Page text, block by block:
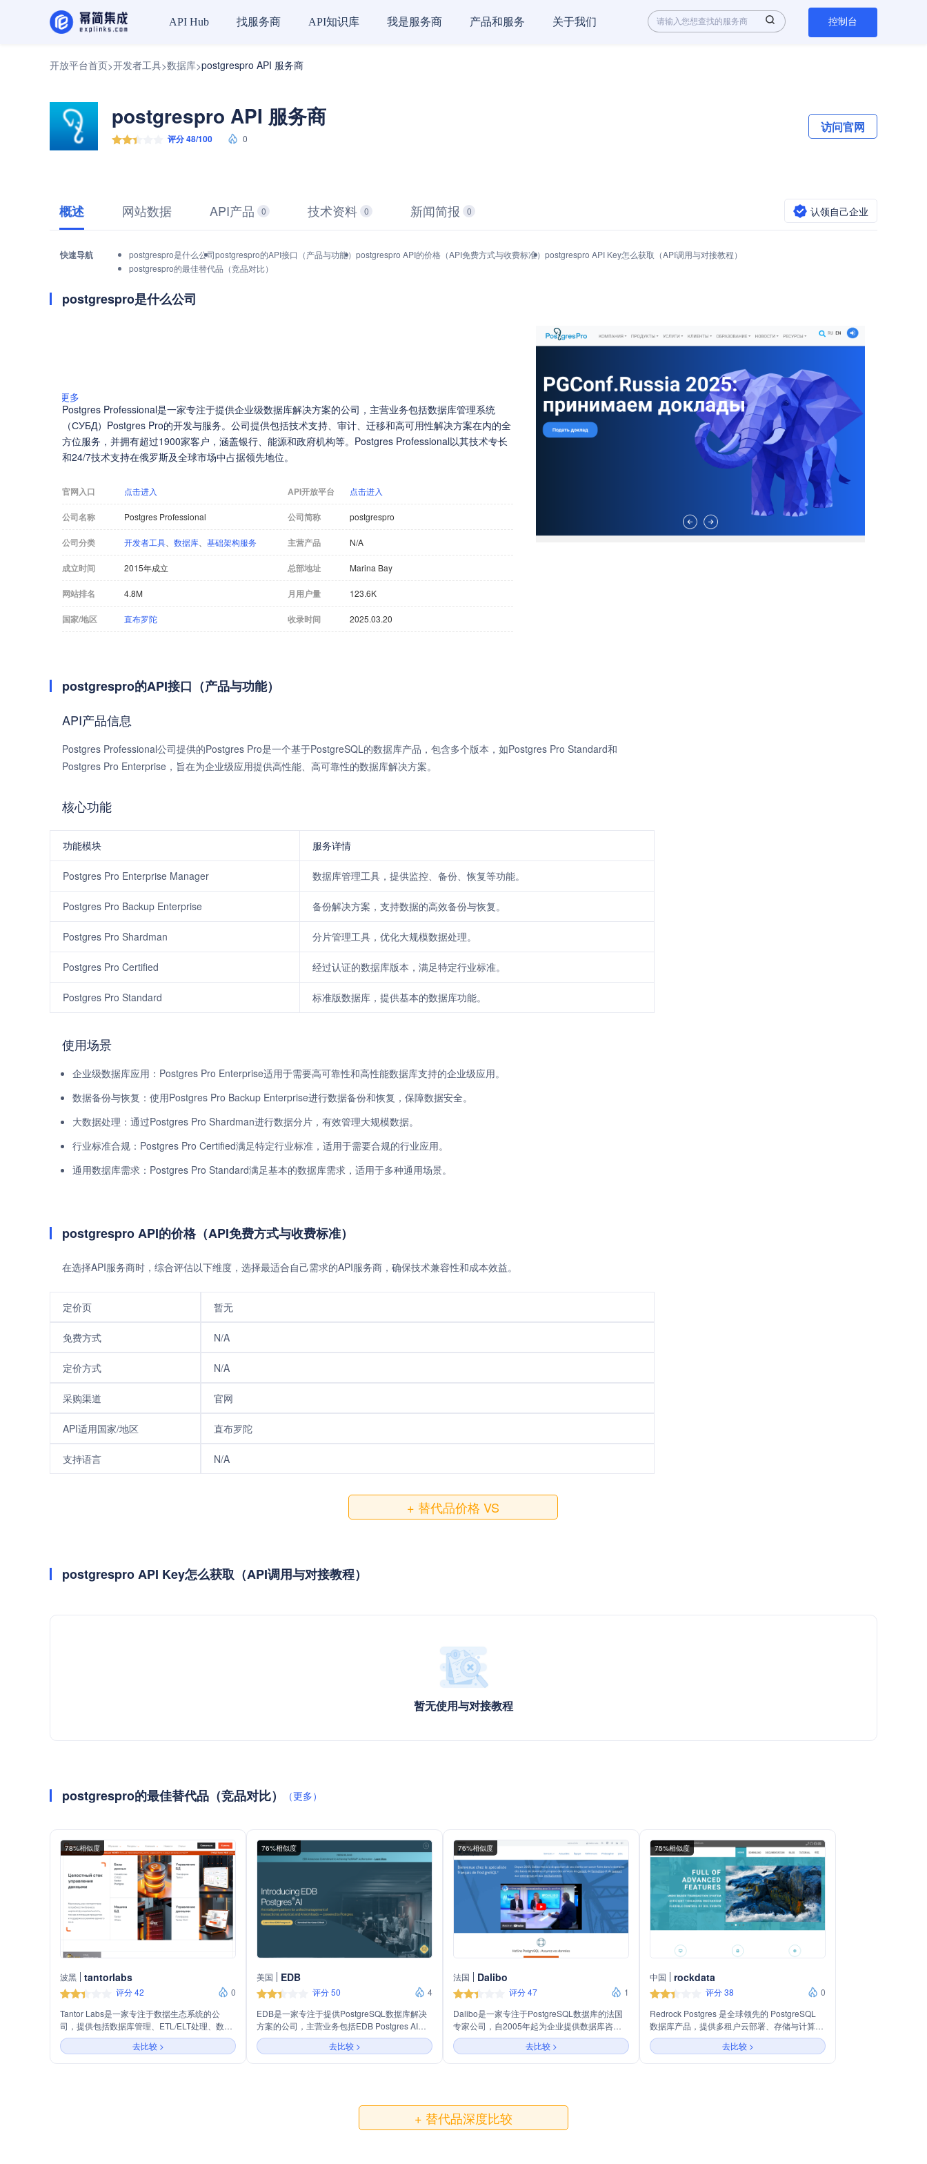
API Hub 找服务商 API知识库 我是服务商 产品和服务 关于我们 控制台
开放平台首页>开发者工具>数据库>postgrespro API 服务商
postgrespro API 服务商
评分 48/100 0
访问官网
概述 网站数据 API产品 0 技术资料 0 新闻简报 0 认领自己企业
快速导航 postgrespro是什么公司postgrespro的API接口（产品与功能） postgrespro API的价格（API免费方式与收费标准） postgrespro API Key怎么获取（API调用与对接教程）
postgrespro的最佳替代品（竞品对比）
postgrespro是什么公司
更多
Postgres Professional是一家专注于提供企业级数据库解决方案的公司，主营业务包括数据库管理系统
（СУБД）Postgres Pro的开发与服务。公司提供包括技术支持、审计、迁移和高可用性解决方案在内的全
方位服务，并拥有超过1900家客户，涵盖银行、能源和政府机构等。Postgres Professional以其技术专长
和24/7技术支持在俄罗斯及全球市场中占据领先地位。
官网入口 点击进入 API开放平台 点击进入
公司名称 Postgres Professional 公司简称 postgrespro
公司分类 开发者工具 数据库 基础架构服务 主营产品 N/A
成立时间 2015年成立 总部地址 Marina Bay
网站排名 4.8M 月用户量 123.6K
国家/地区 直布罗陀 收录时间 2025.03.20
postgrespro的API接口（产品与功能）
API产品信息
Postgres Professional公司提供的Postgres Pro是一个基于PostgreSQL的数据库产品，包含多个版本，如Postgres Pro Standard和
Postgres Pro Enterprise，旨在为企业级应用提供高性能、高可靠性的数据库解决方案。
核心功能
功能模块 服务详情
Postgres Pro Enterprise Manager 数据库管理工具，提供监控、备份、恢复等功能。
Postgres Pro Backup Enterprise 备份解决方案，支持数据的高效备份与恢复。
Postgres Pro Shardman 分片管理工具，优化大规模数据处理。
Postgres Pro Certified 经过认证的数据库版本，满足特定行业标准。
Postgres Pro Standard 标准版数据库，提供基本的数据库功能。
使用场景
企业级数据库应用：Postgres Pro Enterprise适用于需要高可靠性和高性能数据库支持的企业级应用。
数据备份与恢复：使用Postgres Pro Backup Enterprise进行数据备份和恢复，保障数据安全。
大数据处理：通过Postgres Pro Shardman进行数据分片，有效管理大规模数据。
行业标准合规：Postgres Pro Certified满足特定行业标准，适用于需要合规的行业应用。
通用数据库需求：Postgres Pro Standard满足基本的数据库需求，适用于多种通用场景。
postgrespro API的价格（API免费方式与收费标准）
在选择API服务商时，综合评估以下维度，选择最适合自己需求的API服务商，确保技术兼容性和成本效益。
定价页 暂无
免费方式 N/A
定价方式 N/A
采购渠道 官网
API适用国家/地区 直布罗陀
支持语言 N/A
+ 替代品价格 VS
postgrespro API Key怎么获取（API调用与对接教程）
暂无使用与对接教程
postgrespro的最佳替代品（竞品对比） （更多）
78%相似度
波黑 tantorlabs
评分 42
0
Tantor Labs是一家专注于数据生态系统的公
司，提供包括数据库管理、ETL/ELT处理、数据
仓库解决方案以及高性能数据库机器在内的全方
位数据管理产品和服务。公司以PostgreSQL为
基础，开发了Tantor Postgres数据库系列，旨在
去比较 >
76%相似度
美国 EDB
评分 50
4
EDB是一家专注于提供PostgreSQL数据库解决
方案的公司，主营业务包括EDB Postgres AI、
数据库软件部署、云服务以及专业服务和支持。
公司提供全面的数据库产品线，包括事务处理、
分析和人工智能加速器，旨在帮助企业提升
去比较 >
76%相似度
法国 Dalibo
评分 47
1
Dalibo是一家专注于PostgreSQL数据库的法国
专家公司，自2005年起为企业提供数据库咨
询、培训和技术支持服务。公司提供包括架构咨
询、系统审计、数据迁移、数据安全和高可用性
等服务，并致力于推广PostgreSQL作为Oracle
去比较 >
75%相似度
中国 rockdata
评分 38
0
Redrock Postgres 是全球领先的 PostgreSQL
数据库产品，提供多租户云部署、存储与计算组
件分离等先进特性。公司主营业务包括数据库产
品、专业技术支持、咨询、数据库迁移和培训服
务，致力于帮助企业顺利迁移至 PostgreSQL 环
去比较 >
+ 替代品深度比较